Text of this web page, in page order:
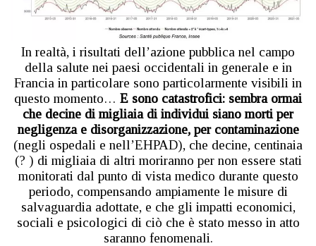
In realtà, i risultati dell’azione pubblica nel campo
della salute nei paesi occidentali in generale e in
Francia in particolare sono particolarmente visibili in
questo momento… E sono catastrofici: sembra ormai
che decine di migliaia di individui siano morti per
negligenza e disorganizzazione, per contaminazione
(negli ospedali e nell’EHPAD), che decine, centinaia
(? ) di migliaia di altri moriranno per non essere stati
monitorati dal punto di vista medico durante questo
periodo, compensando ampiamente le misure di
salvaguardia adottate, e che gli impatti economici,
sociali e psicologici di ciò che è stato messo in atto
saranno fenomenali.